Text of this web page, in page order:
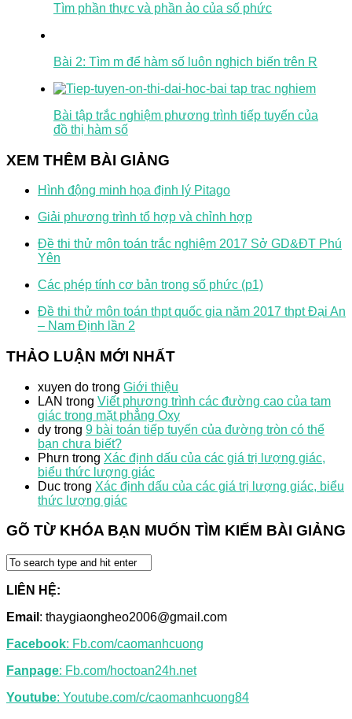
Tìm phần thực và phần ảo của số phức
Bài 2: Tìm m để hàm số luôn nghịch biến trên R
Bài tập trắc nghiệm phương trình tiếp tuyến của
đồ thị hàm số
XEM THÊM BÀI GIẢNG
Hình động minh họa định lý Pitago
Giải phương trình tổ hợp và chỉnh hợp
Đề thi thử môn toán trắc nghiệm 2017 Sở GD&ĐT Phú
Yên
Các phép tính cơ bản trong số phức (p1)
Đề thi thử môn toán thpt quốc gia năm 2017 thpt Đại An
– Nam Định lần 2
THẢO LUẬN MỚI NHẤT
xuyen do trong Giới thiệu
LAN trong Viết phương trình các đường cao của tam
giác trong mặt phẳng Oxy
dy trong 9 bài toán tiếp tuyến của đường tròn có thể
bạn chưa biết?
Phưn trong Xác định dấu của các giá trị lượng giác,
biểu thức lượng giác
Duc trong Xác định dấu của các giá trị lượng giác, biểu
thức lượng giác
GÕ TỪ KHÓA BẠN MUỐN TÌM KIẾM BÀI GIẢNG
LIÊN HỆ:
Email : thaygiaongheo2006@gmail.com
Facebook: Fb.com/caomanhcuong
Fanpage: Fb.com/hoctoan24h.net
Youtube: Youtube.com/c/caomanhcuong84